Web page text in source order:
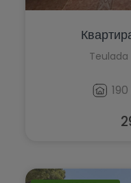
Teulada